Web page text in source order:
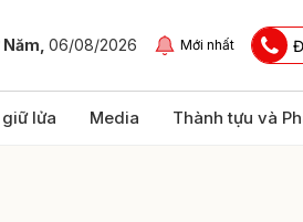
Năm, 06/08/2026 Mới nhất
lửa Media Thành tựu và